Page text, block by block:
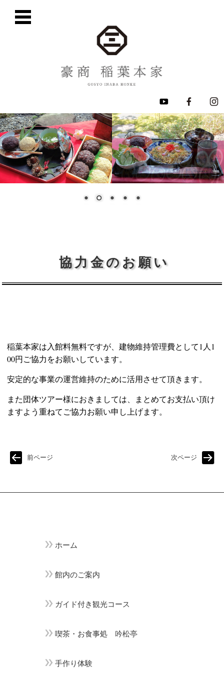
協力金のお願い
稲葉本家は入館料無料ですが、建物維持管理費として1人1
00円ご協力をお願いしています。
安定的な事業の運営維持のために活用させて頂きます。
また団体ツアー様におきましては、まとめてお支払い頂け
ますよう重ねてご協力お願い申し上げます。
前ページ 次ページ
ホーム
館内のご案内
ガイド付き観光コース
喫茶・お食事処 吟松亭
手作り体験